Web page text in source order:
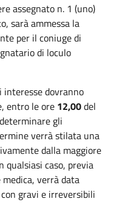
assegnato n. 1 (uno)
sarà ammessa la
per il coniuge di
di loculo
interesse dovranno
entro le ore 12,00del
gli
verrà stilata una
dalla maggiore
qualsiasi caso, previa
verrà data
gravi e irreversibili